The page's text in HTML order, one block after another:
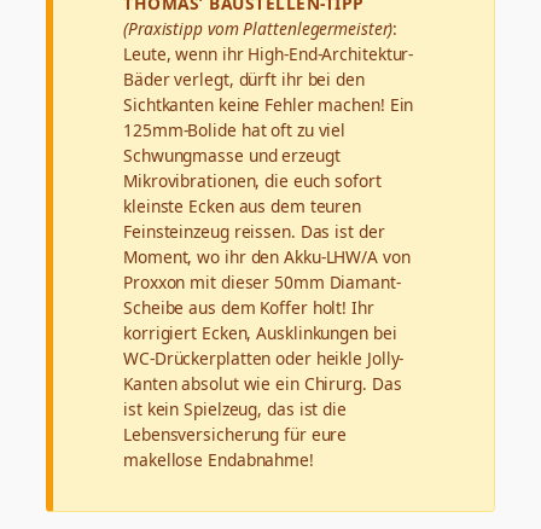
(Praxistipp vom Plattenlegermeister):
Leute, wenn ihr High-End-Architektur-
Bäder verlegt, dürft ihr bei den
Sichtkanten keine Fehler machen! Ein
125mm-Bolide hat oft zu viel
Schwungmasse und erzeugt
Mikrovibrationen, die euch sofort
kleinste Ecken aus dem teuren
Feinsteinzeug reissen. Das ist der
Moment, wo ihr den Akku-LHW/A von
Proxxon mit dieser 50mm Diamant-
Scheibe aus dem Koffer holt! Ihr
korrigiert Ecken, Ausklinkungen bei
WC-Drückerplatten oder heikle Jolly-
Kanten absolut wie ein Chirurg. Das
ist kein Spielzeug, das ist die
Lebensversicherung für eure
makellose Endabnahme!